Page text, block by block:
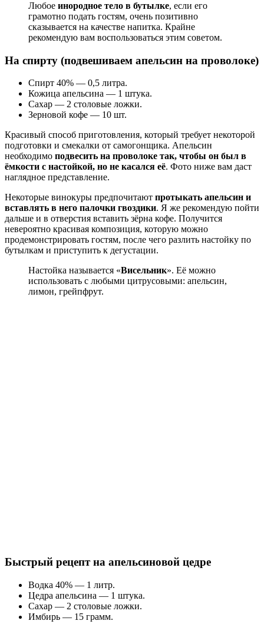
Любое инородное тело в бутылке, если его
грамотно подать гостям, очень позитивно
сказывается на качестве напитка. Крайне
рекомендую вам воспользоваться этим советом.
На спирту (подвешиваем апельсин на проволоке)
Спирт 40% — 0,5 литра.
Кожица апельсина — 1 штука.
Сахар — 2 столовые ложки.
Зерновой кофе — 10 шт.
Красивый способ приготовления, который требует некоторой
подготовки и смекалки от самогонщика. Апельсин
необходимо подвесить на проволоке так, чтобы он был в
ёмкости с настойкой, но не касался её. Фото ниже вам даст
наглядное представление.
Некоторые винокуры предпочитают протыкать апельсин и
вставлять в него палочки гвоздики. Я же рекомендую пойти
дальше и в отверстия вставить зёрна кофе. Получится
невероятно красивая композиция, которую можно
продемонстрировать гостям, после чего разлить настойку по
бутылкам и приступить к дегустации.
Настойка называется «Висельник». Её можно
использовать с любыми цитрусовыми: апельсин,
лимон, грейпфрут.
Быстрый рецепт на апельсиновой цедре
Водка 40% — 1 литр.
Цедра апельсина — 1 штука.
Сахар — 2 столовые ложки.
Имбирь — 15 грамм.